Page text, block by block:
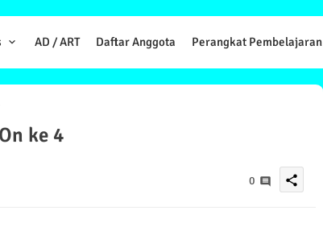
AD / ART Daftar Anggota Perangkat Pembelajaran
ke 4
0 share